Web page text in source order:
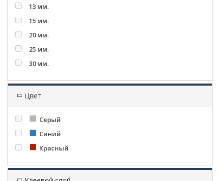
13 мм.
15 мм.
20 мм.
25 мм.
30 мм.
Цвет
Серый
Синий
Красный